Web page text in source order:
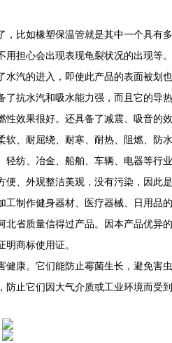
比如橡塑保温管就是其中一个具有
担心会出现表现龟裂状况的出现等。
汽的进入，即使此产品的表面被划
抗水汽和吸水能力强，而且它的导
效果很好。还具备了减震、吸音的
、耐屈绕、耐寒、耐热、阻燃、防
纺、冶金、船舶、车辆、电器等行
、外观整洁美观，没有污染，因此
制作健身器材、医疗器械、日用品的
省质量信得过产品。因本产品优异
商标使用证。
康。它们能防止霉菌生长，避免害
止它们因大气介质或工业环境而受